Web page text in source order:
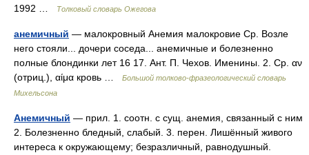
1992 …
Толковый словарь Ожегова
анемичный — малокровный Анемия малокровие Ср. Возле
него стояли... дочери соседа... анемичные и болезненно
полные блондинки лет 16 17. Ант. П. Чехов. Именины. 2. Ср. αν
(отриц.), αίμα кровь …
Большой толково-фразеологический словарь
Михельсона
Анемичный — прил. 1. соотн. с сущ. анемия, связанный с ним
2. Болезненно бледный, слабый. 3. перен. Лишённый живого
интереса к окружающему; безразличный, равнодушный.